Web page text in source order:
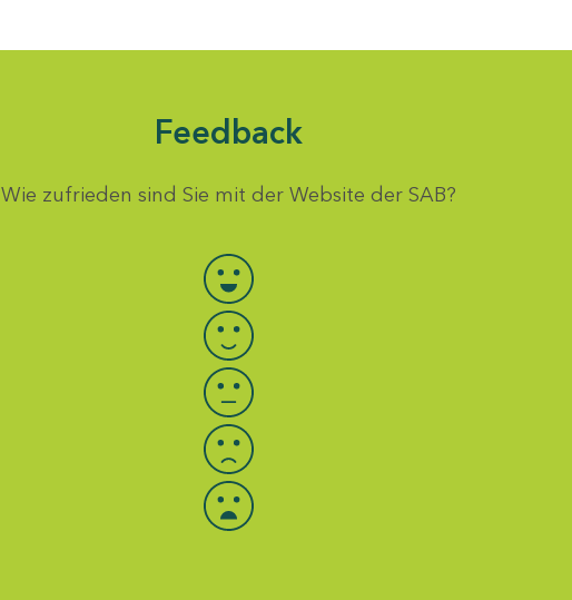
Feedback
Wie zufrieden sind Sie mit der Website der SAB?
Bewertung auswählen